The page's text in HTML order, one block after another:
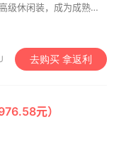
级休闲装，成为成熟奢
去购买 拿返利
元）